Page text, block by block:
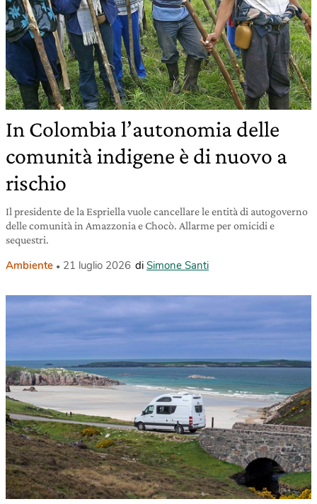
In Colombia l’autonomia delle
comunità indigene è di nuovo a
rischio
Il presidente de la Espriella vuole cancellare le entità di autogoverno
delle comunità in Amazzonia e Chocò. Allarme per omicidi e
sequestri.
Ambiente 21 luglio 2026 di Simone Santi